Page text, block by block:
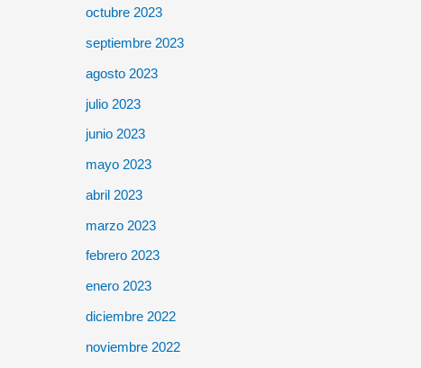
octubre 2023
septiembre 2023
agosto 2023
julio 2023
junio 2023
mayo 2023
abril 2023
marzo 2023
febrero 2023
enero 2023
diciembre 2022
noviembre 2022